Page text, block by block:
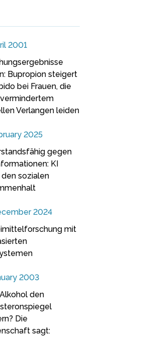
2001
Bupropion steigert
bei Frauen, die
Verlangen leiden
2025
gegen
KI
sozialen
2024
mit
2003
den
Die
sagt: